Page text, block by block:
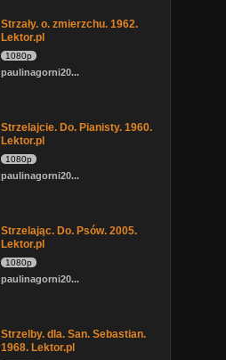
Strzały. o. zmierzchu. 1962.
Lektor.pl
1080p
paulinagorni20...
Strzelajcie. Do. Pianisty. 1960.
Lektor.pl
1080p
paulinagorni20...
Strzelając. Do. Psów. 2005.
Lektor.pl
1080p
paulinagorni20...
Strzelby. dla. San. Sebastian.
1968. Lektor.pl